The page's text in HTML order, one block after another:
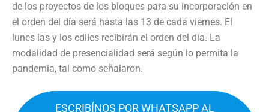
de los proyectos de los bloques para su incorporación en
el orden del día será hasta las 13 de cada viernes. El
lunes las y los ediles recibirán el orden del día. La
modalidad de presencialidad será según lo permita la
pandemia, tal como señalaron.
ESCRIBÍNOS POR WHATSAPP AL